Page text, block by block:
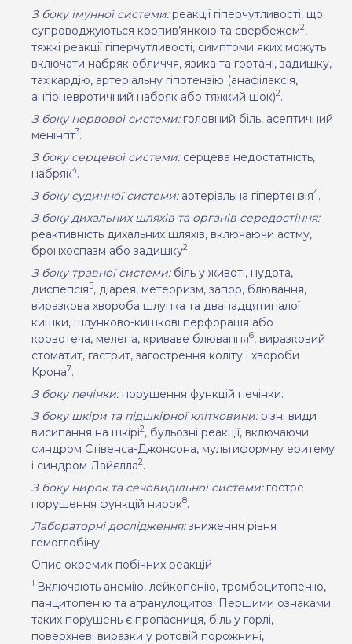
З боку імунної системи:реакції гіперчутливості, що
супроводжуються кропив’янкою та свербежем2,
тяжкі реакції гіперчутливості, симптоми яких можуть
включати набряк обличчя, язика та гортані, задишку,
тахікардію, артеріальну гіпотензію (анафілаксія,
ангіоневротичний набряк або тяжкий шок)2.
З боку нервової системи:головний біль, асептичний
менінгіт3.
З боку серцевої системи:серцева недостатність,
набряк4.
З боку судинної системи:артеріальна гіпертензія4.
З боку дихальних шляхів та органів середостіння:
реактивність дихальних шляхів, включаючи астму,
бронхоспазм або задишку2.
З боку травної системи:біль у животі, нудота,
диспепсія5, діарея, метеоризм, запор, блювання,
виразкова хвороба шлунка та дванадцятипалої
кишки, шлунково-кишкові перфорація або
кровотеча, мелена, криваве блювання6, виразковий
стоматит, гастрит, загострення коліту і хвороби
Крона7.
З боку печінки:порушення функцій печінки.
З боку шкіри та підшкірної клітковини:різні види
висипання на шкірі2, бульозні реакції, включаючи
синдром Стівенса-Джонсона, мультиформну еритему
і синдром Лайєлла2.
З боку нирок та сечовидільної системи:гостре
порушення функцій нирок8.
Лабораторні дослідження:зниження рівня
гемоглобіну.
Опис окремих побічних реакцій
1 Включають анемію, лейкопенію, тромбоцитопенію,
панцитопенію та агранулоцитоз. Першими ознаками
таких порушень є пропасниця, біль у горлі,
поверхневі виразки у ротовій порожнині,